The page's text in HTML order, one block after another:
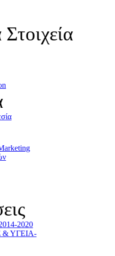
2020
& ΥΓΕΙΑ-